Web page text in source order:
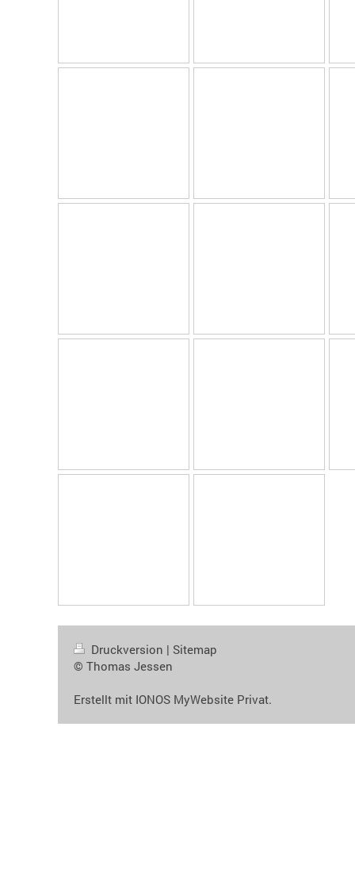
Druckversion | Sitemap
© Thomas Jessen
Erstellt mit IONOS MyWebsite Privat.